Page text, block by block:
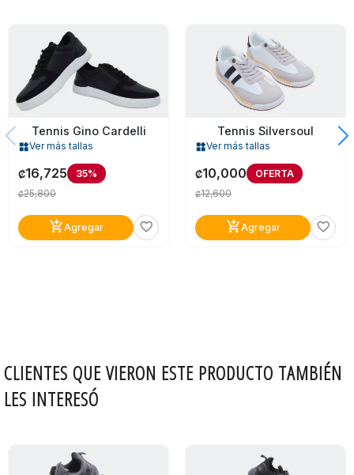
Tennis Gino Cardelli
widgetsVer más tallas
₡16,725 35%
₡25,800
add_shopping_cartAgregar favorite_border
Tennis Silversoul
widgetsVer más tallas
₡10,000 OFERTA
₡12,600
add_shopping_cartAgregar favorite_border
CLIENTES QUE VIERON ESTE PRODUCTO TAMBIÉN
LES INTERESÓ